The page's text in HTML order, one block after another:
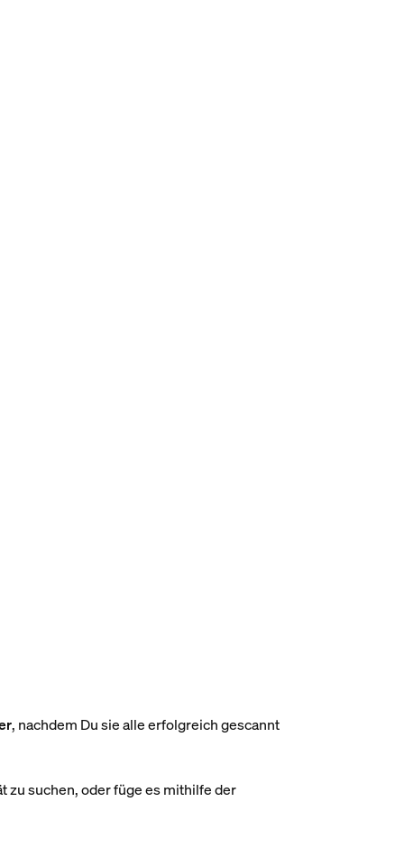
, nachdem Du sie alle erfolgreich gescannt
zu suchen, oder füge es mithilfe der